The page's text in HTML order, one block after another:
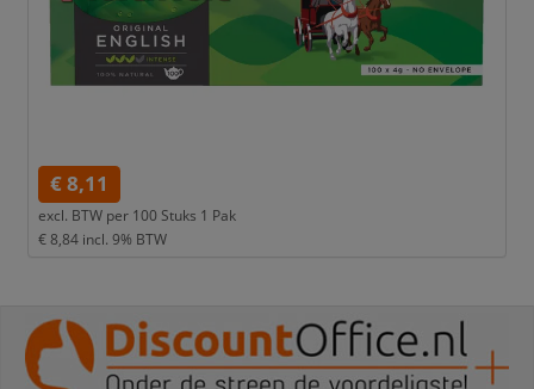
€ 8,11
excl. BTW per 100 Stuks 1 Pak
€ 8,84 incl. 9% BTW